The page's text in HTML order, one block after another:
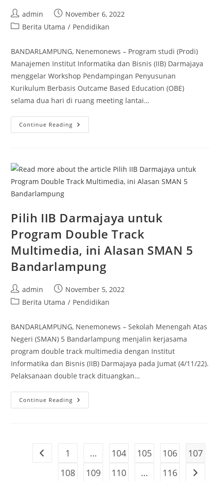
Post
author:
admin
Post
published:
November 6, 2022
PostBerita Utama / Pendidikan
BANDARLAMPUNG, Nenemonews – Program studi (Prodi)
Manajemen Institut Informatika dan Bisnis (IIB) Darmajaya
menggelar Workshop Pendampingan Penyusunan
Kurikulum Berbasis Outcame Based Education (OBE)
selama dua hari di ruang meeting lantai…
Continue Reading Gelar
Pendampingan
Lulusan
Prodi
Manajemen
IIB
International
Pilih IIB Darmajaya untuk
Program Double Track
Multimedia, ini Alasan SMAN 5
Bandarlampung
Post
author:
admin
Post
published:
November 5, 2022
PostBerita Utama / Pendidikan
BANDARLAMPUNG, Nenemonews – Sekolah Menengah Atas
Negeri (SMAN) 5 Bandarlampung menjalin kerjasama
program double track multimedia dengan Institut
Informatika dan Bisnis (IIB) Darmajaya pada Jumat (4/11/22).
Pelaksanaan double track dituangkan…
Continue Reading Pilih
IIB
Multimedia,
SMAN
5
Go to the previous page
1 … 104 105 106
107
108
109 110 … 116 Go to